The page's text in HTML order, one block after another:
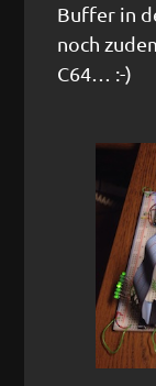
Buffer in
noch
C64… :-)